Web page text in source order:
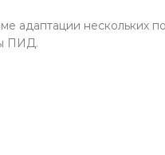
адаптации нескольких
ПИД.